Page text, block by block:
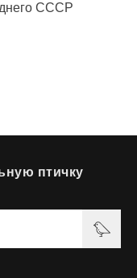
СССР
птичку